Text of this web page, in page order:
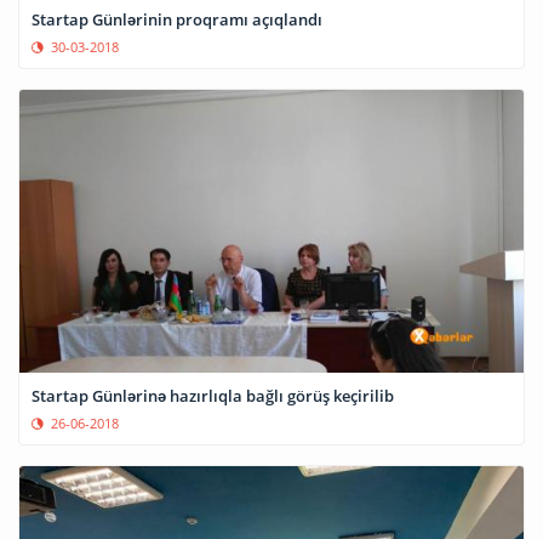
Startap Günlərinin proqramı açıqlandı
30-03-2018
Startap Günlərinə hazırlıqla bağlı görüş keçirilib
26-06-2018